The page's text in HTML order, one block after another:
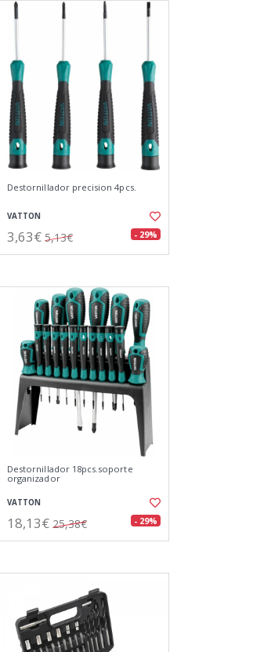
Destornillador precision 4pcs.
VATTON
3,63€ 5,13€ - 29%
Destornillador 18pcs.soporte
organizador
VATTON
18,13€ 25,38€ - 29%